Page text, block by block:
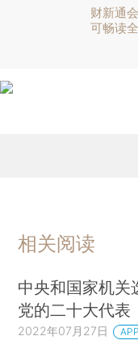
财新通
可畅读
相关阅读
中央和国家机关
党的二十大代表
2022年07月27日